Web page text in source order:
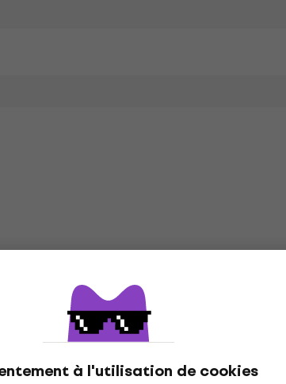
à l'utilisation de cookies
Disques vinyles Casquettes musique